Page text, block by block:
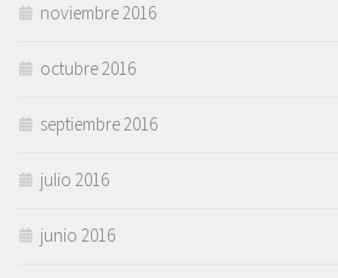
noviembre 2016
octubre 2016
septiembre 2016
julio 2016
junio 2016